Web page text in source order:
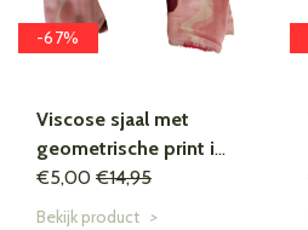
-67%
Viscose sjaal met
geometrische print in
roze *
€5,00 €14,95
Bekijk product >